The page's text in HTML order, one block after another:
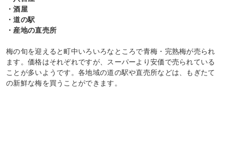
・酒屋
・道の駅
・産地の直売所
梅の旬を迎えると町中いろいろなところで青梅・完熟梅が売られ
ます。価格はそれぞれですが、スーパーより安価で売られている
ことが多いようです。各地域の道の駅や直売所などは、もぎたて
の新鮮な梅を買うことができます。